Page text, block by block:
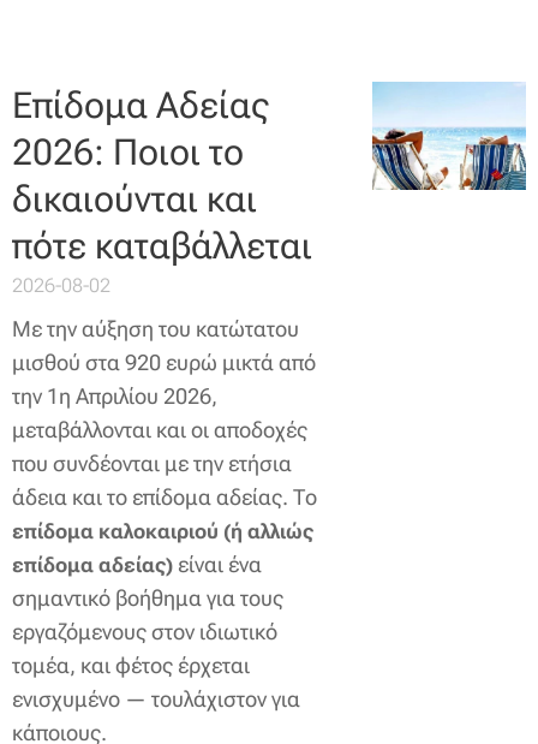
Επίδομα Αδείας
2026: Ποιοι το
δικαιούνται και
πότε καταβάλλεται
2026-08-02
Με την αύξηση του κατώτατου
μισθού στα 920 ευρώ μικτά από
την 1η Απριλίου 2026,
μεταβάλλονται και οι αποδοχές
που συνδέονται με την ετήσια
άδεια και το επίδομα αδείας. Το
επίδομα καλοκαιριού (ή αλλιώς
επίδομα αδείας) είναι ένα
σημαντικό βοήθημα για τους
εργαζόμενους στον ιδιωτικό
τομέα, και φέτος έρχεται
ενισχυμένο — τουλάχιστον για
κάποιους.